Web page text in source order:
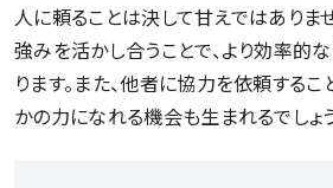
人に頼ることは決して甘えではありま
強みを活かし合うことで、より効率的
ります。また、他者に協力を依頼する
かの力になれる機会も生まれるでしょう